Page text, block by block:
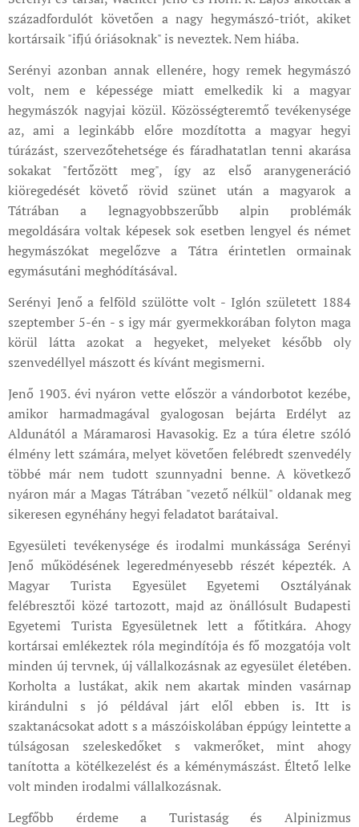
századfordulót követően a nagy hegymászó-triót, akiket
kortársaik "ifjú óriásoknak" is neveztek. Nem hiába.
Serényi azonban annak ellenére, hogy remek hegymászó
volt, nem e képessége miatt emelkedik ki a magyar
hegymászók nagyjai közül. Közösségteremtő tevékenysége
az, ami a leginkább előre mozdította a magyar hegyi
túrázást, szervezőtehetsége és fáradhatatlan tenni akarása
sokakat "fertőzött meg", így az első aranygeneráció
kiöregedését követő rövid szünet után a magyarok a
Tátrában a legnagyobbszerűbb alpin problémák
megoldására voltak képesek sok esetben lengyel és német
hegymászókat megelőzve a Tátra érintetlen ormainak
egymásutáni meghódításával.
Serényi Jenő a felföld szülötte volt - Iglón született 1884
szeptember 5-én - s igy már gyermekkorában folyton maga
körül látta azokat a hegyeket, melyeket később oly
szenvedéllyel mászott és kívánt megismerni.
Jenő 1903. évi nyáron vette először a vándorbotot kezébe,
amikor harmadmagával gyalogosan bejárta Erdélyt az
Aldunától a Máramarosi Havasokig. Ez a túra életre szóló
élmény lett számára, melyet követően felébredt szenvedély
többé már nem tudott szunnyadni benne. A következő
nyáron már a Magas Tátrában "vezető nélkül" oldanak meg
sikeresen egynéhány hegyi feladatot barátaival.
Egyesületi tevékenysége és irodalmi munkássága Serényi
Jenő működésének legeredményesebb részét képezték. A
Magyar Turista Egyesület Egyetemi Osztályának
felébresztői közé tartozott, majd az önállósult Budapesti
Egyetemi Turista Egyesületnek lett a főtitkára. Ahogy
kortársai emlékeztek róla megindítója és fő mozgatója volt
minden új tervnek, új vállalkozásnak az egyesület életében.
Korholta a lustákat, akik nem akartak minden vasárnap
kirándulni s jó példával járt elől ebben is. Itt is
szaktanácsokat adott s a mászóiskolában éppúgy leintette a
túlságosan szeleskedőket s vakmerőket, mint ahogy
tanította a kötélkezelést és a kéménymászást. Éltető lelke
volt minden irodalmi vállalkozásnak.
Legfőbb érdeme a Turistaság és Alpinizmus